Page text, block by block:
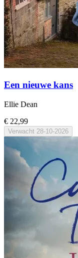
Een nieuwe kans
Ellie Dean
€ 22,99
Verwacht 28-10-2026